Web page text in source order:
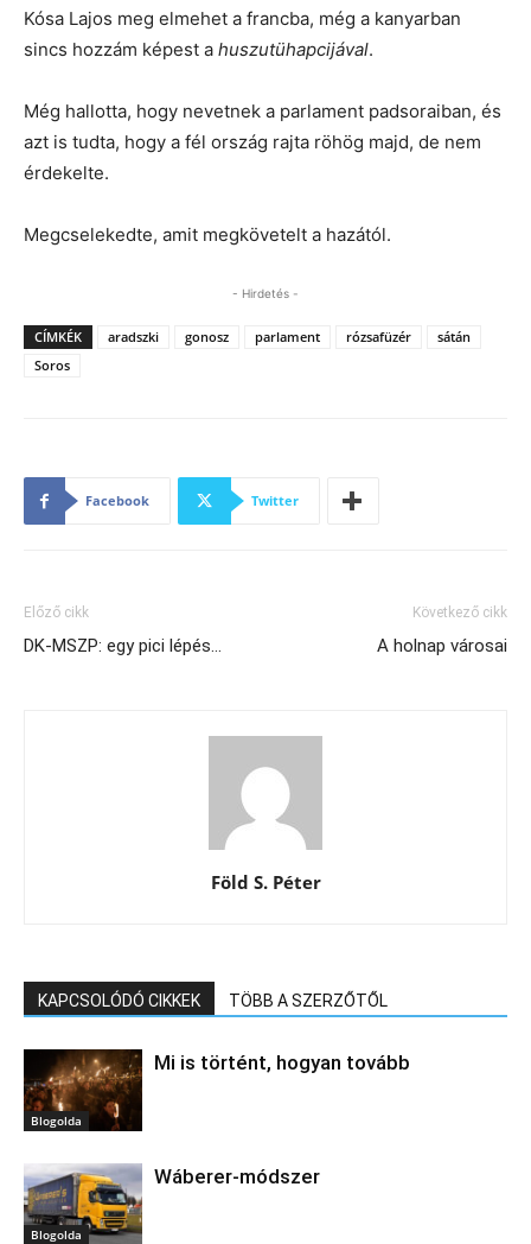
Kósa Lajos meg elmehet a francba, még a kanyarban
sincs hozzám képest a huszutühapcijával.
Még hallotta, hogy nevetnek a parlament padsoraiban, és
azt is tudta, hogy a fél ország rajta röhög majd, de nem
érdekelte.
Megcselekedte, amit megkövetelt a hazától.
- Hirdetés -
CÍMKÉK aradszki gonosz parlament rózsafüzér
sátán
Soros
Facebook Twitter
Előző cikk
DK-MSZP: egy pici lépés…
Következő cikk
A holnap városai
Föld S. Péter
KAPCSOLÓDÓ CIKKEK TÖBB A SZERZŐTŐL
Blogolda
Mi is történt, hogyan tovább
Blogolda
Wáberer-módszer